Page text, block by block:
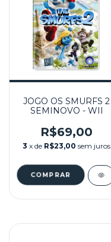
JOGO OS SMURFS 2
SEMINOVO - WII
R$69,00
3 x de R$23,00 sem juros